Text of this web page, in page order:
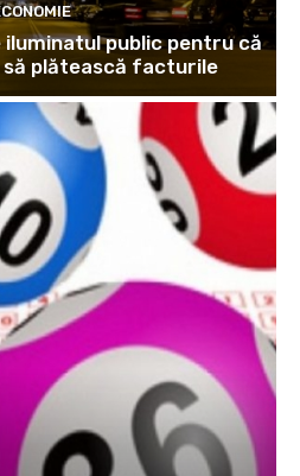
public pentru că
să plătească facturile